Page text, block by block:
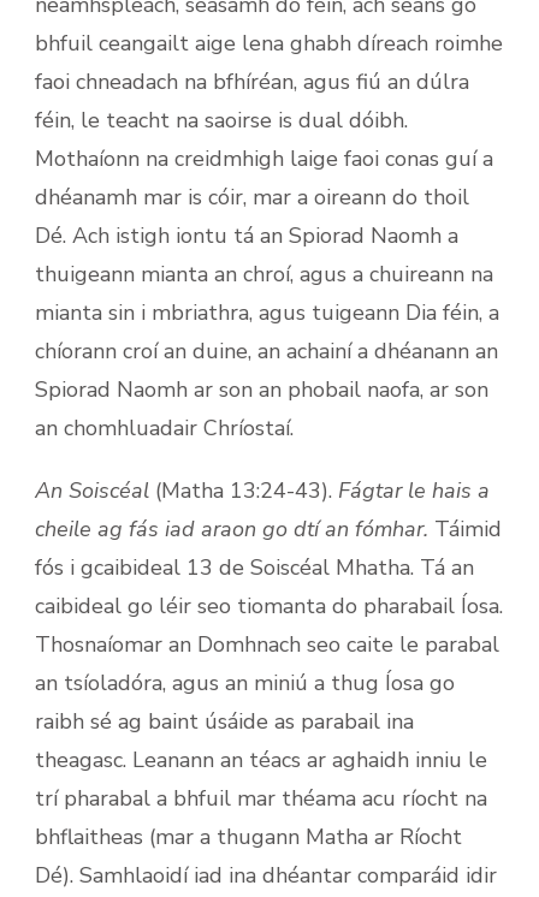
bhfuil ceangailt aige lena ghabh díreach roimhe
faoi chneadach na bfhíréan, agus fiú an dúlra
féin, le teacht na saoirse is dual dóibh.
Mothaíonn na creidmhigh laige faoi conas guí a
dhéanamh mar is cóir, mar a oireann do thoil
Dé. Ach istigh iontu tá an Spiorad Naomh a
thuigeann mianta an chroí, agus a chuireann na
mianta sin i mbriathra, agus tuigeann Dia féin, a
chíorann croí an duine, an achainí a dhéanann an
Spiorad Naomh ar son an phobail naofa, ar son
an chomhluadair Chríostaí.
An Soiscéal (Matha 13:24-43). Fágtar le hais a
cheile ag fás iad araon go dtí an fómhar. Táimid
fós i gcaibideal 13 de Soiscéal Mhatha. Tá an
caibideal go léir seo tiomanta do pharabail Íosa.
Thosnaíomar an Domhnach seo caite le parabal
an tsíoladóra, agus an miniú a thug Íosa go
raibh sé ag baint úsáide as parabail ina
theagasc. Leanann an téacs ar aghaidh inniu le
trí pharabal a bhfuil mar théama acu ríocht na
bhflaitheas (mar a thugann Matha ar Ríocht
Dé). Samhlaoidí iad ina dhéantar comparáid idir